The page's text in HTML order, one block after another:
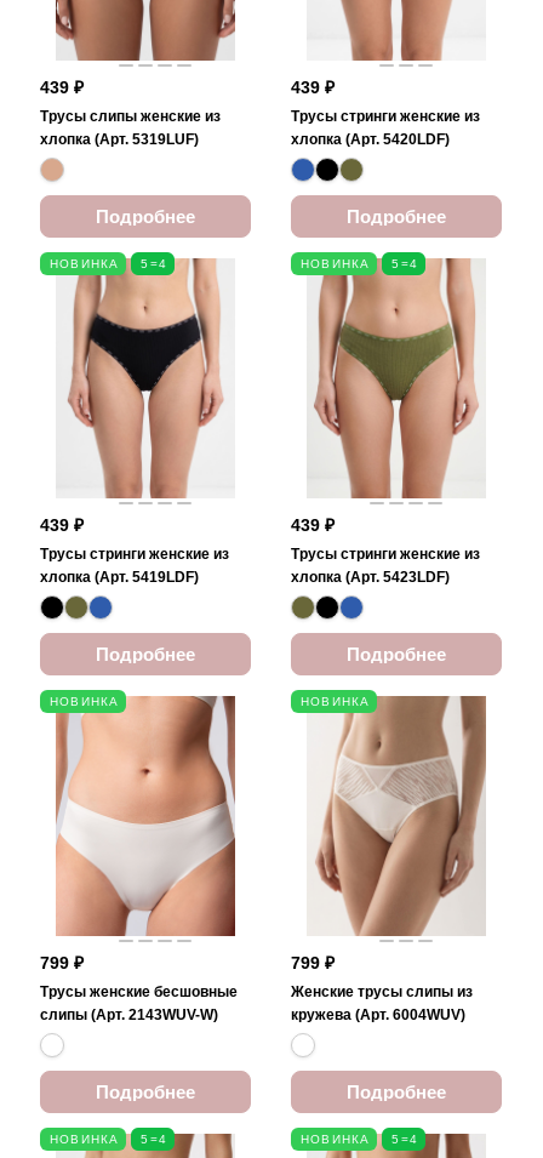
439 ₽
Трусы слипы женские из
хлопка (Арт. 5319LUF)
Подробнее
439 ₽
Трусы стринги женские из
хлопка (Арт. 5420LDF)
Подробнее
НОВИНКА 5=4
439 ₽
Трусы стринги женские из
хлопка (Арт. 5419LDF)
Подробнее
НОВИНКА 5=4
439 ₽
Трусы стринги женские из
хлопка (Арт. 5423LDF)
Подробнее
НОВИНКА
799 ₽
Трусы женские бесшовные
слипы (Арт. 2143WUV-W)
Подробнее
НОВИНКА
799 ₽
Женские трусы слипы из
кружева (Арт. 6004WUV)
Подробнее
НОВИНКА 5=4 НОВИНКА 5=4